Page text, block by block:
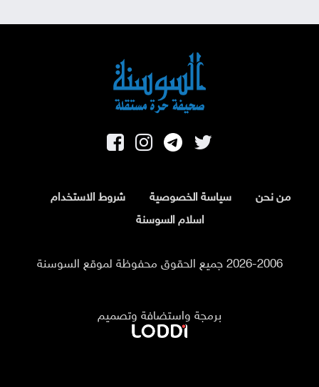
من نحن سياسة الخصوصية
شروط الاستخدام
اسلام السوسنة
2026-2006 جميع الحقوق محفوظة لموقع السوسنة
برمجة واستضافة وتصميم